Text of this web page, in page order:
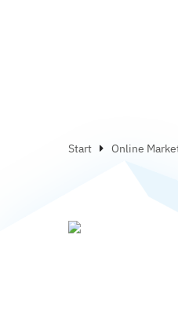
Start Online